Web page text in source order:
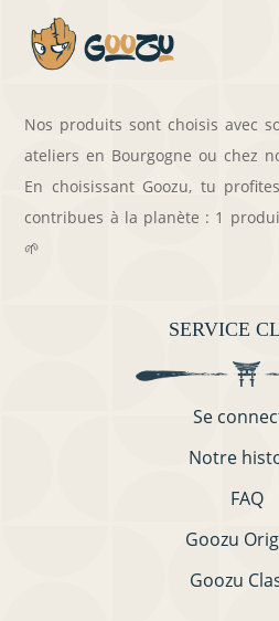
Nos produits sont choisis avec
ateliers en Bourgogne ou chez
En choisissant Goozu, tu
contribues à la planète : 1
🌱
SERVICE
Se
Notre
FAQ
Goozu
Goozu